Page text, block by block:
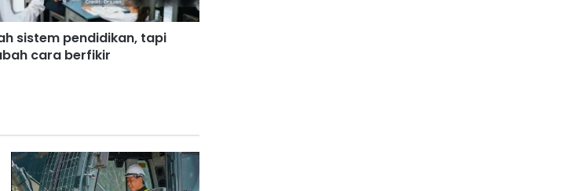
sistem pendidikan, tapi
cara berfikir